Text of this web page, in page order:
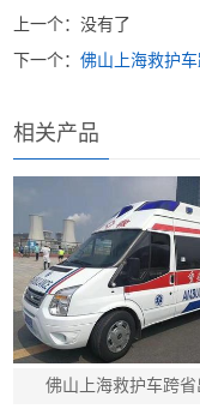
上一个：没有了
下一个：佛山上海救护车
相关产品
佛山上海救护车跨省